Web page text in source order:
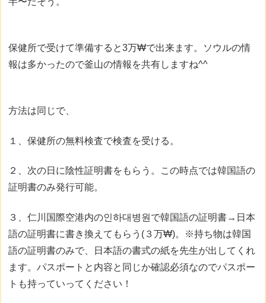
保健所で受けて準備すると3万₩で出来ます。ソウルの情
報は多かったので釜山の情報を共有しますね^^
方法は同じで、
１、保健所の無料検査で検査を受ける。
２、次の日に陰性証明書をもらう。この時点では韓国語の
証明書のみ発行可能。
３、仁川国際空港内の인하대병원で韓国語の証明書→日本
語の証明書に書き換えてもらう(３万₩)。※持ち物は韓国
語の証明書のみで、日本語の書式の紙を先生が出してくれ
ます。パスポートと内容と同じか確認必須なのでパスポー
トも持っていってください！